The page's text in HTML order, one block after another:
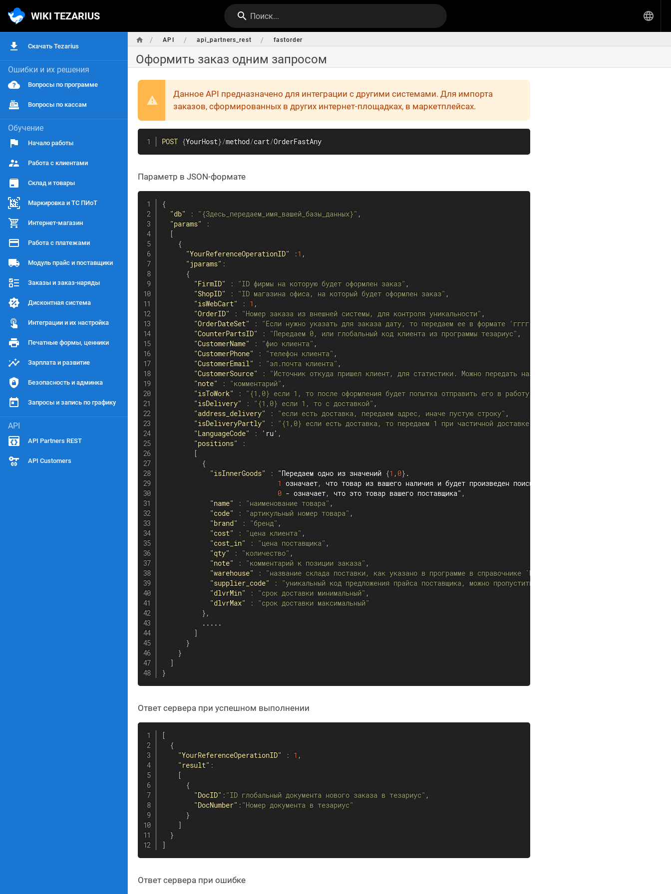
WIKI TEZARIUS Поиск...
Скачать Tezarius
Ошибки и их решения
Вопросы по программе
Вопросы по кассам
Обучение
Начало работы
Работа с клиентами
Склад и товары
Маркировка и ТС ПИоТ
Интернет-магазин
Работа с платежами
Модуль прайс и поставщики
Заказы и заказ-наряды
Дисконтная система
Интеграции и их настройка
Печатные формы, ценники
Зарплата и развитие
Безопасность и админка
Запросы и запись по графику
API
API Partners REST
API Customers
/ API / api_partners_rest / fastorder
Оформить заказ одним запросом
Данное API предназначено для интеграции с другими системами. Для импорта
заказов, сформированных в других интернет-площадках, в маркетплейсах.
POST {YourHost}/method/cart/OrderFastAny
Параметр в JSON-формате
{
"db"
: "{Здесь_передаем_имя_вашей_базы_данных}" ,
"params"
:
[
{
"YourReferenceOperationID"
:1 ,
"jparams" :
{
"FirmID"
: "ID фирмы на которую будет оформлен заказ" ,
"ShopID"
: "ID магазина офиса, на который будет оформлен заказ" ,
"isWebCart"
: 1 ,
"OrderID"
: "Номер заказа из внешней системы, для контроля уникальности" ,
"OrderDateSet"
:
"Если нужно указать для заказа дату, то передаем ее в формате 'гггг-мм-дд чч:мм:сс', иначе передаем
"CounterPartsID"
: "Передаем 0, или глобальный код клиента из программы тезариус" ,
"CustomerName"
: "фио клиента" ,
"CustomerPhone"
: "телефон клиента" ,
"CustomerEmail"
: "эл.почта клиента" ,
"CustomerSource"
: "Источник откуда пришел клиент, для статистики. Можно передать название платформы"
"note"
: "комментарий" ,
"isToWork"
: "{1,0} если 1, то после оформления будет попытка отправить его в работу"
"isDelivery"
: "{1,0} если 1, то с доставкой" ,
"address_delivery"
: "если есть доставка, передаем адрес, иначе пустую строку" ,
"isDeliveryPartly"
: "{1,0} если есть доставка, то передаем 1 при частичной доставке, 0 - только при полном приходе"
"LanguageCode"
: 'ru' ,
"positions"
:
[
{
"isInnerGoods"
: "Передаем одно из значений {1 , 0} .
1 означает,
что товар из вашего наличия и будет произведен поиск в вашей номенклатуре по артикулу
0 - означает, что это товар вашего поставщика" ,
"name"
: "наименование товара" ,
"code"
: "артикульный номер товара" ,
"brand"
: "бренд" ,
"cost"
: "цена клиента" ,
"cost_in"
: "цена поставщика" ,
"qty"
: "количество" ,
"note"
: "комментарий к позиции заказа" ,
"warehouse"
: "название склада поставки, как указано в программе в справочнике `Магазины и склады`"
"supplier_code"
: "уникальный код предложения прайса поставщика, можно пропустить"
"dlvrMin"
: "срок доставки минимальный" ,
"dlvrMax"
:
"срок доставки максимальный"
} ,
          .....
]
}
}
]
}
Ответ сервера при успешном выполнении
[
{
"YourReferenceOperationID"
: 1 ,
"result" :
[
{
"DocID" : "ID глобальный документа нового заказа в тезариус" ,
"DocNumber" : "Номер документа в тезариус"
}
]
}
]
Ответ сервера при ошибке